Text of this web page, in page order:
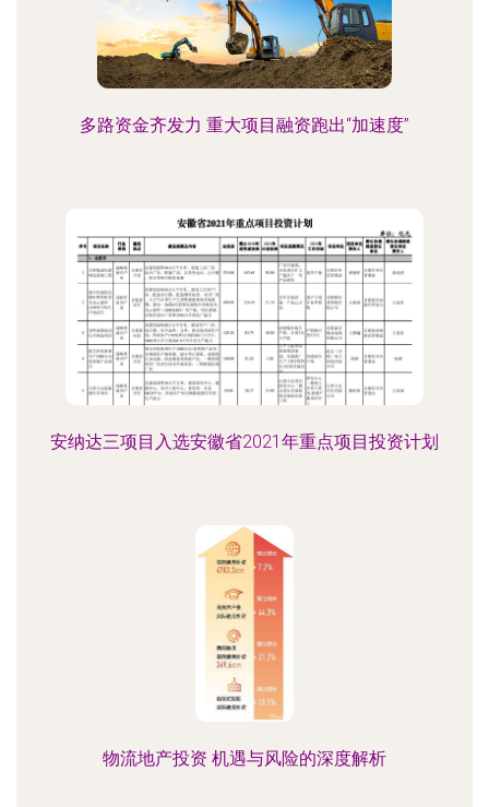
多路资金齐发力 重大项目融资跑出“加速度”
安纳达三项目入选安徽省2021年重点项目投资计划
物流地产投资 机遇与风险的深度解析